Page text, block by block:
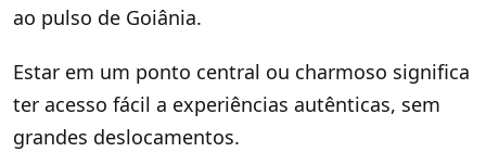
ao pulso de Goiânia.
Estar em um ponto central ou charmoso significa
ter acesso fácil a experiências autênticas, sem
grandes deslocamentos.